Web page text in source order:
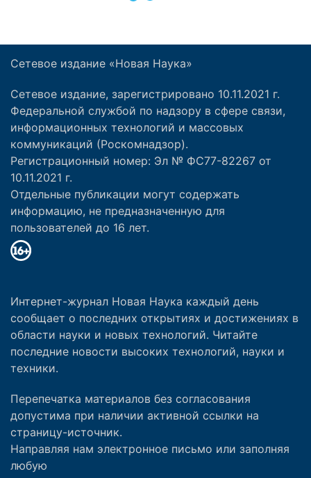
Сетевое издание «Новая Наука»
Сетевое издание, зарегистрировано 10.11.2021 г.
Федеральной службой по надзору в сфере связи,
информационных технологий и массовых
коммуникаций (Роскомнадзор).
Регистрационный номер: Эл № ФС77-82267 от
10.11.2021 г.
Отдельные публикации могут содержать
информацию, не предназначенную для
пользователей до 16 лет.
Интернет-журнал Новая Наука каждый день
сообщает о последних открытиях и достижениях в
области науки и новых технологий. Читайте
последние новости высоких технологий, науки и
техники.
Перепечатка материалов без согласования
допустима при наличии активной ссылки на
страницу-источник.
Направляя нам электронное письмо или заполняя
любую